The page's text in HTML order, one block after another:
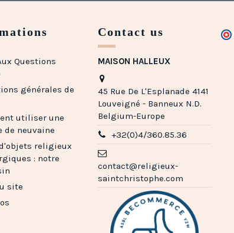
Questions
générales de
utiliser une
de neuvaine
religieux
: notre
site
Contact us
MAISON HALLEUX
45 Rue De L'Esplanade 4141
Louveigné - Banneux N.D.
Belgium-Europe
+32(0)4/360.85.36
contact@religieux-
saintchristophe.com